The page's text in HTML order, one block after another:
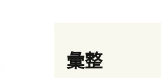
彙整